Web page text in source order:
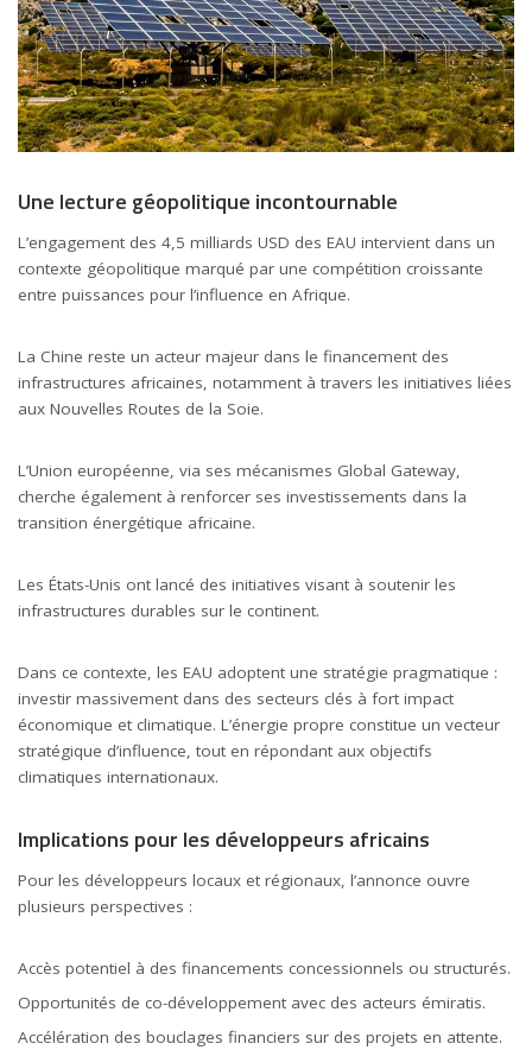
Une lecture géopolitique incontournable
L’engagement des 4,5 milliards USD des EAU intervient dans un
contexte géopolitique marqué par une compétition croissante
entre puissances pour l’influence en Afrique.
La Chine reste un acteur majeur dans le financement des
infrastructures africaines, notamment à travers les initiatives liées
aux Nouvelles Routes de la Soie.
L’Union européenne, via ses mécanismes Global Gateway,
cherche également à renforcer ses investissements dans la
transition énergétique africaine.
Les États-Unis ont lancé des initiatives visant à soutenir les
infrastructures durables sur le continent.
Dans ce contexte, les EAU adoptent une stratégie pragmatique :
investir massivement dans des secteurs clés à fort impact
économique et climatique. L’énergie propre constitue un vecteur
stratégique d’influence, tout en répondant aux objectifs
climatiques internationaux.
Implications pour les développeurs africains
Pour les développeurs locaux et régionaux, l’annonce ouvre
plusieurs perspectives :
Accès potentiel à des financements concessionnels ou structurés.
Opportunités de co-développement avec des acteurs émiratis.
Accélération des bouclages financiers sur des projets en attente.